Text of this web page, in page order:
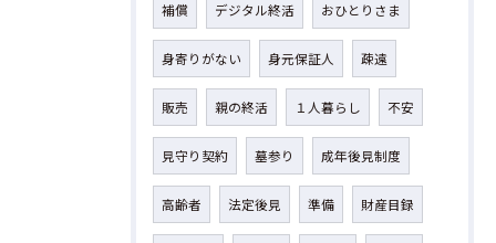
補償 デジタル終活 おひとりさま
身寄りがない 身元保証人 疎遠
販売 親の終活 １人暮らし 不安
見守り契約 墓参り 成年後見制度
高齢者 法定後見 準備 財産目録